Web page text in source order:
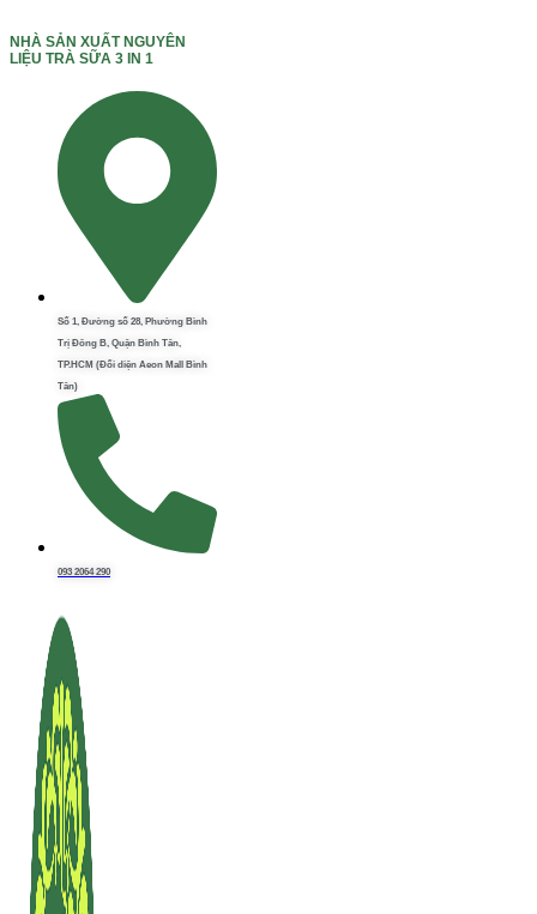
NHÀ SẢN XUẤT NGUYÊN
LIỆU TRÀ SỮA 3 IN 1
Số 1, Đường số 28, Phường Bình
Trị Đông B, Quận Bình Tân,
TP.HCM (Đối diện Aeon Mall Bình
Tân)
093 2064 290